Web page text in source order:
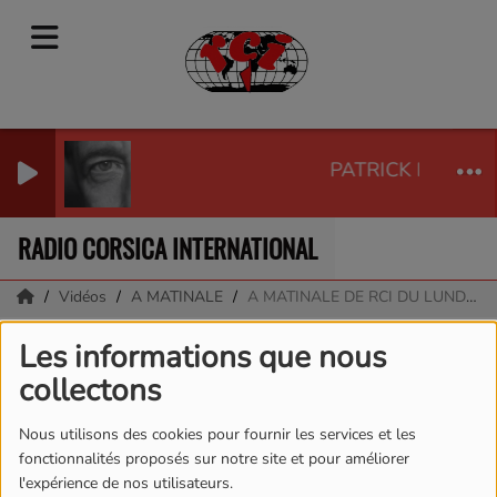
Les informations que nous
collectons
Nous utilisons des cookies pour fournir les services et les
fonctionnalités proposés sur notre site et pour améliorer
l'expérience de nos utilisateurs.
PATRICK BRUEL
RADIO CORSICA INTERNATIONAL
Vidéos A MATINALE A MATINALE DE RCI DU LUNDI 20 NOVEMBRE
A MATINALE DE RCI DU
LUNDI 20 NOVEMBRE